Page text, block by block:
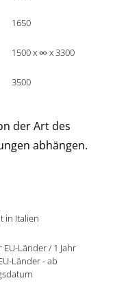
1650
1500 x ∞ x 3300
3500
der Art des
abhängen.
in Italien
EU-Länder / 1 Jahr
Länder - ab